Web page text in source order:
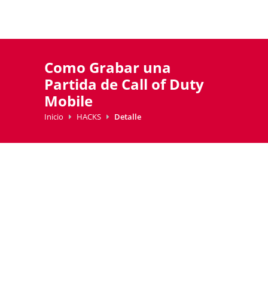
Como Grabar una
Partida de Call of Duty
Mobile
Inicio HACKS Detalle